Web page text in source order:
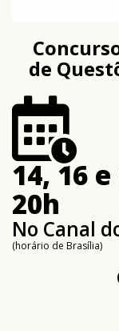
de
14, 16
20h
No Canal
(horário de Brasília)